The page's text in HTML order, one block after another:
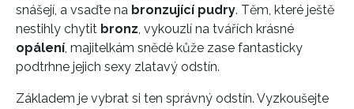
snášejí, a vsaďte na bronzující pudry. Těm, které ještě
nestihly chytit bronz, vykouzlí na tvářích krásné
opálení, majitelkám snědé kůže zase fantasticky
podtrhne jejich sexy zlatavý odstín.
Základem je vybrat si ten správný odstín. Vyzkoušejte